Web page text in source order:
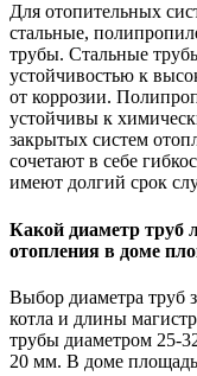
Для отопительных
стальные,
трубы. Стальные
устойчивостью к
от коррозии.
устойчивы к
закрытых систем
сочетают в себе
имеют долгий срок
Какой диаметр труб
отопления в доме
Выбор диаметра труб
котла и длины
трубы диаметром 25-
20 мм. В доме